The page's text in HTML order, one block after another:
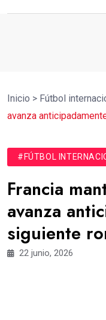
Inicio > Fútbol
avanza
#FÚTBOL
Francia
avanza
siguiente
22 junio, 2026